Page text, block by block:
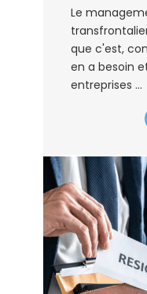
Le
que c'est,
en a besoin
entreprises ...